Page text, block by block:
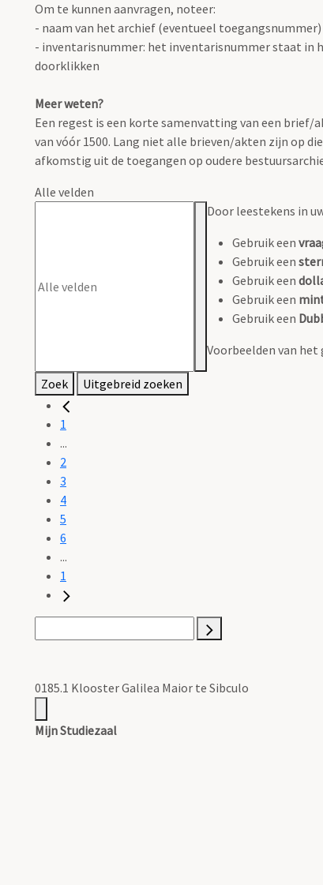
Om te kunnen aanvragen, noteer:
- naam van het archief (eventueel toegangsnummer)
- inventarisnummer: het inventarisnummer staat in
doorklikken
Meer weten?
Een regest is een korte samenvatting van een brief/
van vóór 1500. Lang niet alle brieven/akten zijn op
afkomstig uit de toegangen op oudere
Alle velden
Door leestekens in
Gebruik een
Gebruik een
Gebruik een
Gebruik een
Gebruik een
Voorbeelden van het
Zoek Uitgebreid zoeken
1
...
2
3
4
5
6
...
1
0185.1 Klooster Galilea Maior te Sibculo
Mijn Studiezaal